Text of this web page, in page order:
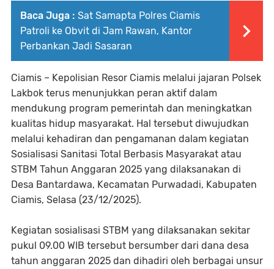
Baca Juga : Sat Samapta Polres Ciamis
Patroli ke Obvit di Jam Rawan, Kantor
Perbankan Jadi Sasaran
Ciamis – Kepolisian Resor Ciamis melalui jajaran Polsek
Lakbok terus menunjukkan peran aktif dalam
mendukung program pemerintah dan meningkatkan
kualitas hidup masyarakat. Hal tersebut diwujudkan
melalui kehadiran dan pengamanan dalam kegiatan
Sosialisasi Sanitasi Total Berbasis Masyarakat atau
STBM Tahun Anggaran 2025 yang dilaksanakan di
Desa Bantardawa, Kecamatan Purwadadi, Kabupaten
Ciamis, Selasa (23/12/2025).
Kegiatan sosialisasi STBM yang dilaksanakan sekitar
pukul 09.00 WIB tersebut bersumber dari dana desa
tahun anggaran 2025 dan dihadiri oleh berbagai unsur